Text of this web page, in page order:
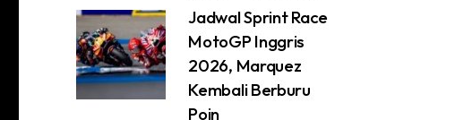
Jadwal Sprint Race
MotoGP Inggris
2026, Marquez
Kembali Berburu
Poin